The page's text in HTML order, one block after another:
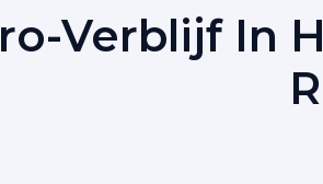
Verblijf In